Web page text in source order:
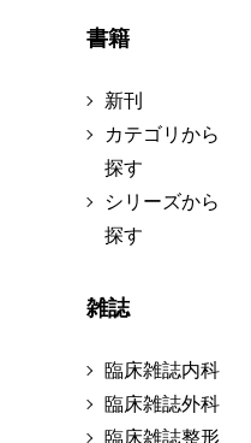
書籍
新刊
カテゴリから
探す
シリーズから
探す
雑誌
臨床雑誌内科
臨床雑誌外科
臨床雑誌整形